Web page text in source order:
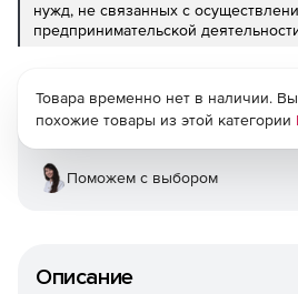
нужд, не связанных с
предпринимательской
Описание
Товара временно нет в наличии.
похожие товары из этой категории
Поможем с выбором